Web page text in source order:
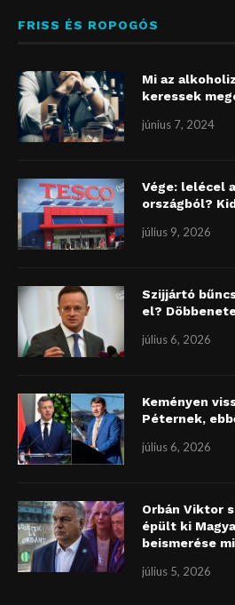
FRISS ÉS ROPOGÓS
Mi az
keressek
június 7, 2024
Vége: lelécel
országból?
július 9, 2026
Szijjártó
el?
július 6, 2026
Keményen
Péternek,
július 6, 2026
Orbán Viktor
épült ki
beismerése
július 5, 2026